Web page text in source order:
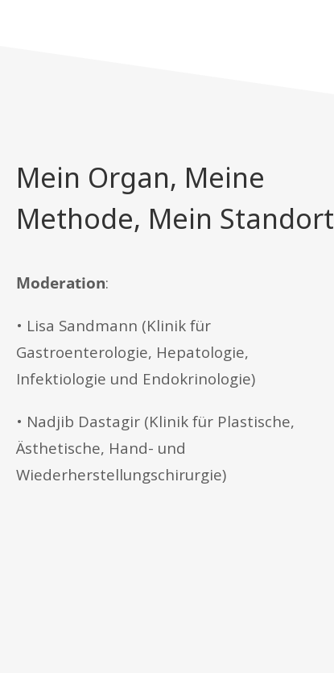
Mein Organ, Meine
Methode, Mein Standort
Moderation:
• Lisa Sandmann (Klinik für
Gastroenterologie, Hepatologie,
Infektiologie und Endokrinologie)
• Nadjib Dastagir (Klinik für Plastische,
Ästhetische, Hand- und
Wiederherstellungschirurgie)